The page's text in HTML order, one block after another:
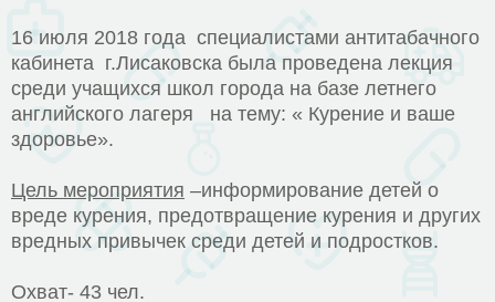
16 июля 2018 года специалистами антитабачного
кабинета г.Лисаковска была проведена лекция
среди учащихся школ города на базе летнего
английского лагеря на тему: « Курение и ваше
здоровье».
Цель мероприятия –информирование детей о
вреде курения, предотвращение курения и других
вредных привычек среди детей и подростков.
Охват- 43 чел.